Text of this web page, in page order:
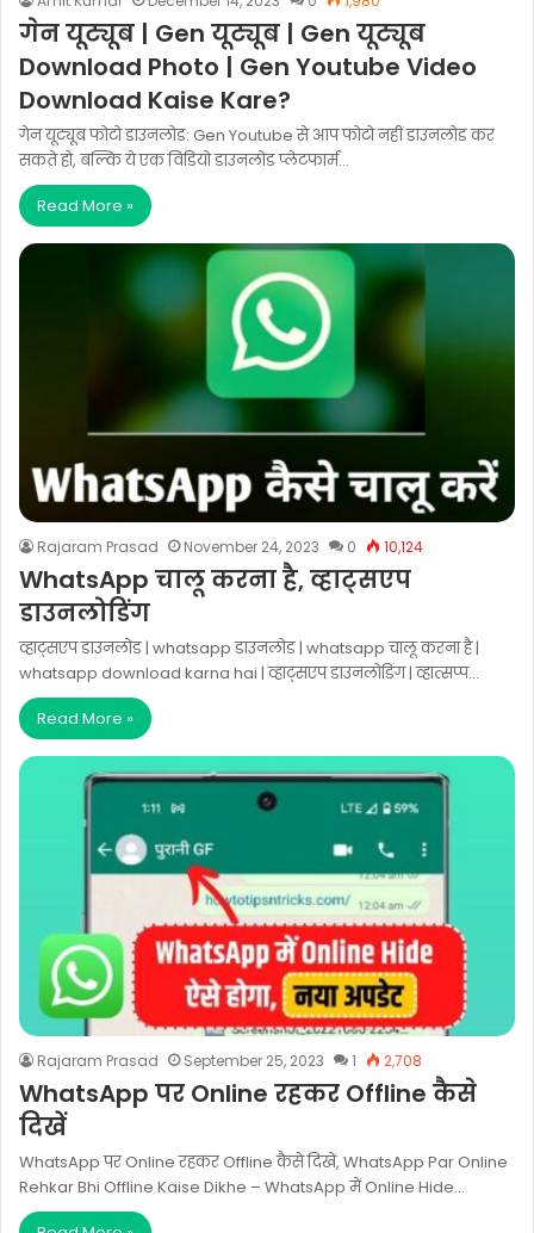
गेन यूट्यूब | Gen यूट्यूब | Gen यूट्यूब
Download Photo | Gen Youtube Video
Download Kaise Kare?
गेन यूट्यूब फोटो डाउनलोड: Gen Youtube से आप फोटो नहीं डाउनलोड कर
सकते हो, बल्कि ये एक विडियो डाउनलोड प्लेटफार्म…
Read More »
Rajaram Prasad November 24, 2023 0 10,124
WhatsApp चालू करना है, व्हाट्सएप
डाउनलोडिंग
व्हाट्सएप डाउनलोड | whatsapp डाउनलोड | whatsapp चालू करना है |
whatsapp download karna hai | व्हाट्सएप डाउनलोडिंग | व्हात्सप्प…
Read More »
Rajaram Prasad September 25, 2023 1 2,708
WhatsApp पर Online रहकर Offline कैसे
दिखें
WhatsApp पर Online रहकर Offline कैसे दिखें, WhatsApp Par Online
Rehkar Bhi Offline Kaise Dikhe – WhatsApp में Online Hide…